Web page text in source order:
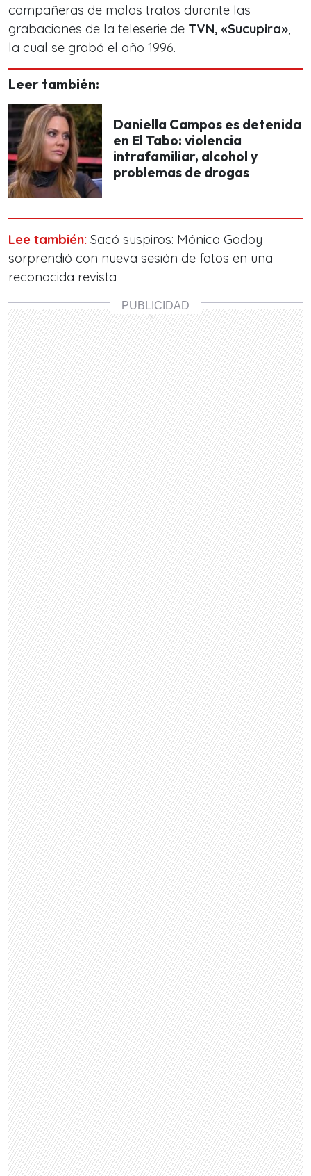
compañeras de malos tratos durante las
grabaciones de la teleserie de TVN, «Sucupira»,
la cual se grabó el año 1996.
Leer también:
Daniella Campos es detenida
en El Tabo: violencia
intrafamiliar, alcohol y
problemas de drogas
Lee también: Sacó suspiros: Mónica Godoy
sorprendió con nueva sesión de fotos en una
reconocida revista